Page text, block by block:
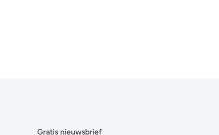
Gratis nieuwsbrief